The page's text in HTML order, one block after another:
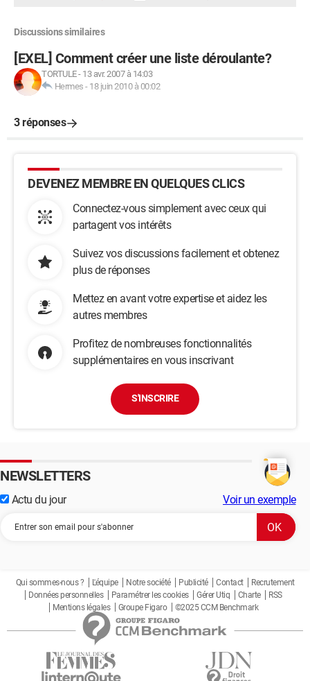
Discussions similaires
[EXEL] Comment créer une liste déroulante?
TORTULE- 13 avr. 2007 à 14:03
Hermes - 18 juin 2010 à 00:02
3 réponses
DEVENEZ MEMBRE EN QUELQUES CLICS
Connectez-vous simplement avec ceux qui
partagent vos intérêts
Suivez vos discussions facilement et obtenez
plus de réponses
Mettez en avant votre expertise et aidez les
autres membres
Profitez de nombreuses fonctionnalités
supplémentaires en vous inscrivant
S'INSCRIRE
NEWSLETTERS
Actu du jour Voir un exemple
Qui sommes-nous ? L'équipe Notre société Publicité Contact
Recrutement
Données personnelles
Paramétrer les cookies Gérer Utiq Charte
RSS
Mentions légales
Groupe Figaro ©2025 CCM Benchmark